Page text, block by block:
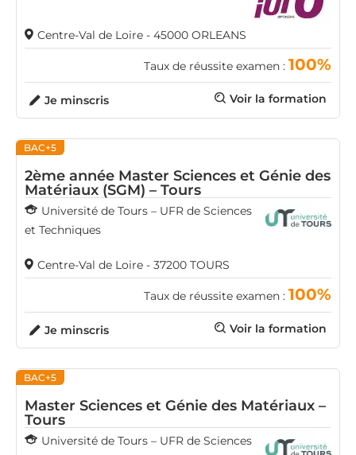
Centre-Val de Loire - 45000 ORLEANS
Taux de réussite examen : 100%
Voir la formation
Je minscris
BAC+5
2ème année Master Sciences et Génie des
Matériaux (SGM) – Tours
Université de Tours – UFR de Sciences
et Techniques
Centre-Val de Loire - 37200 TOURS
Taux de réussite examen : 100%
Voir la formation
Je minscris
BAC+5
Master Sciences et Génie des Matériaux –
Tours
Université de Tours – UFR de Sciences